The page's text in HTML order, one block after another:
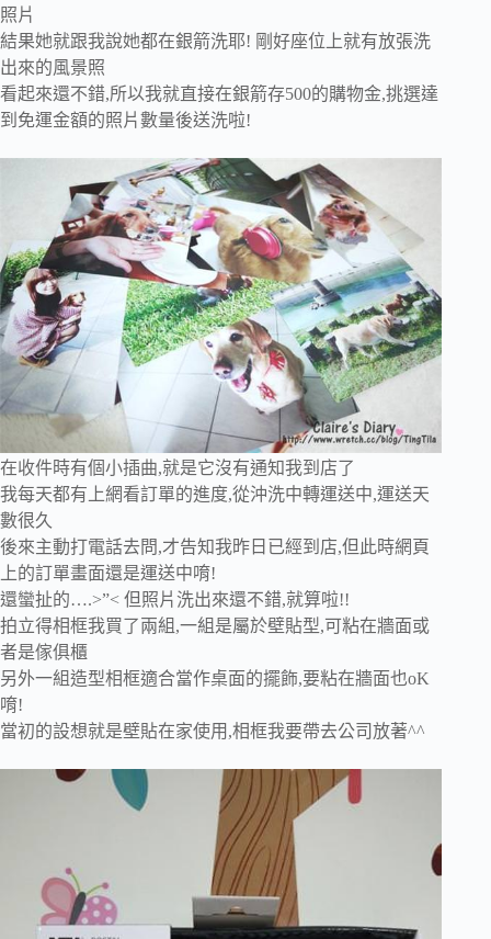
照片
結果她就跟我說她都在銀箭洗耶! 剛好座位上就有放張洗
出來的風景照
看起來還不錯,所以我就直接在銀箭存500的購物金,挑選達
到免運金額的照片數量後送洗啦!
在收件時有個小插曲,就是它沒有通知我到店了
我每天都有上網看訂單的進度,從沖洗中轉運送中,運送天
數很久
後來主動打電話去問,才告知我昨日已經到店,但此時網頁
上的訂單畫面還是運送中唷!
還蠻扯的….>”< 但照片洗出來還不錯,就算啦!!
拍立得相框我買了兩組,一組是屬於壁貼型,可粘在牆面或
者是傢俱櫃
另外一組造型相框適合當作桌面的擺飾,要粘在牆面也oK
唷!
當初的設想就是壁貼在家使用,相框我要帶去公司放著^^